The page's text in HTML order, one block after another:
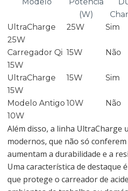
(W)
UltraCharge
25W
25W Sim
Carregador Qi
15W
15W Não
UltraCharge
15W
15W Sim
Modelo Antigo
10W
10W Não
Além disso, a linha UltraCharge
modernos, que não só
aumentam a durabilidade e a
Uma característica de destaque
que protege o carreador de